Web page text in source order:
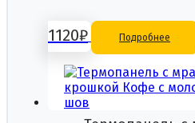
1120₽ Подробнее